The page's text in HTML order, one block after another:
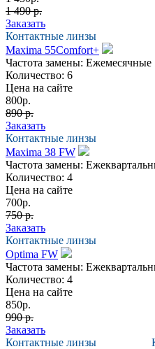
1 490 р.
Заказать
Контактные линзы
Maxima 55Comfort+
Частота замены: Ежемесячные
Количество: 6
Цена на сайте
800р.
890 р.
Заказать
Контактные линзы
Maxima 38 FW
Частота замены:
Количество: 4
Цена на сайте
700р.
750 р.
Заказать
Контактные линзы
Optima FW
Частота замены:
Количество: 4
Цена на сайте
850р.
990 р.
Заказать
Контактные линзы